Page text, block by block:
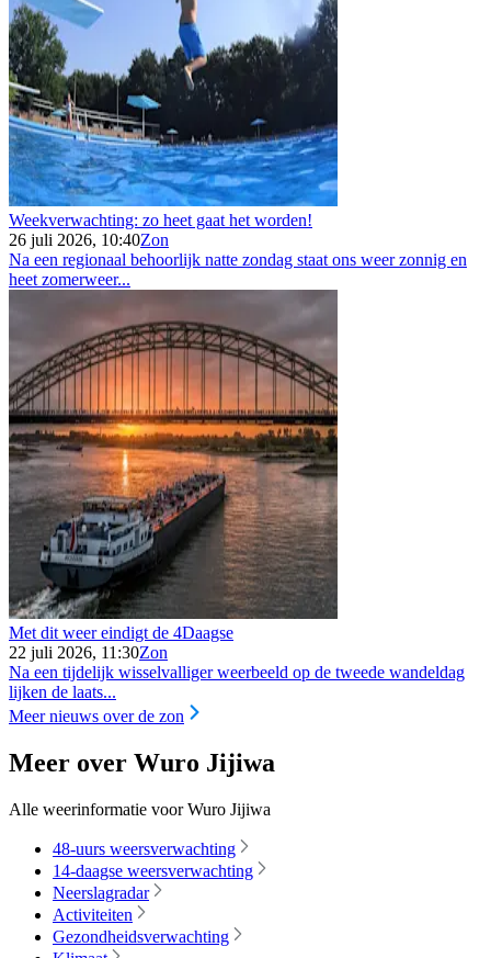
Weekverwachting: zo heet gaat het worden!
26 juli 2026, 10:40Zon
Na een regionaal behoorlijk natte zondag staat ons weer zonnig en
heet zomerweer...
Met dit weer eindigt de 4Daagse
22 juli 2026, 11:30Zon
Na een tijdelijk wisselvalliger weerbeeld op de tweede wandeldag
lijken de laats...
Meer nieuws over de zon
Meer over Wuro Jijiwa
Alle weerinformatie voor Wuro Jijiwa
48-uurs weersverwachting
14-daagse weersverwachting
Neerslagradar
Activiteiten
Gezondheidsverwachting